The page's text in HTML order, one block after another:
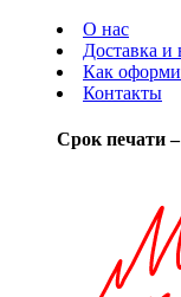
О нас
Доставка и
Как
Контакты
Срок печати